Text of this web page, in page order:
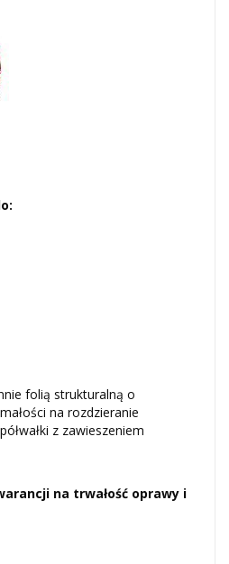
folią strukturalną o
na rozdzieranie
z zawieszeniem
na trwałość oprawy i